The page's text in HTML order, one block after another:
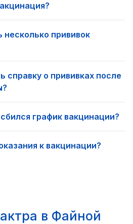
несколько прививок
справку о прививках после
график вакцинации?
к вакцинации?
в Файной